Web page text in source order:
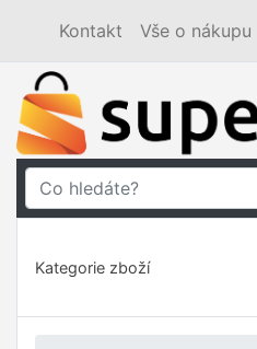
Kontakt Vše o nákupu
Kategorie zboží